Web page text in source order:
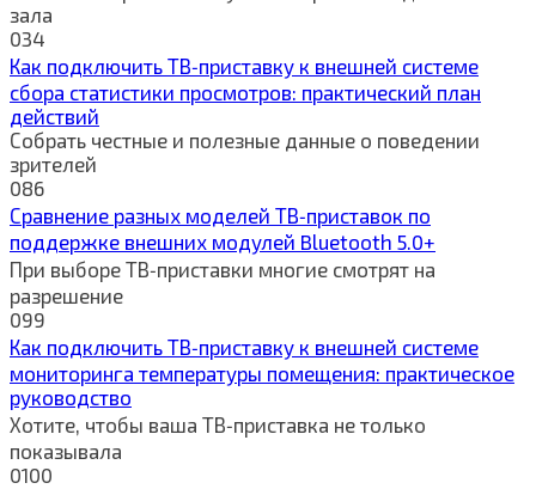
зала
034
Как подключить ТВ‑приставку к внешней системе
сбора статистики просмотров: практический план
действий
Собрать честные и полезные данные о поведении
зрителей
086
Сравнение разных моделей ТВ‑приставок по
поддержке внешних модулей Bluetooth 5.0+
При выборе ТВ‑приставки многие смотрят на
разрешение
099
Как подключить ТВ‑приставку к внешней системе
мониторинга температуры помещения: практическое
руководство
Хотите, чтобы ваша ТВ‑приставка не только
показывала
0100